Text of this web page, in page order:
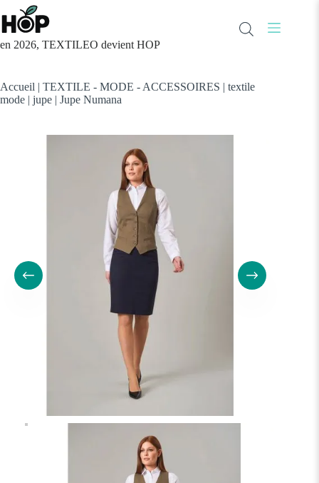
Passer
au
contenu
en 2026, TEXTILEO devient HOP
Accueil | TEXTILE - MODE - ACCESSOIRES | textile
mode | jupe | Jupe Numana